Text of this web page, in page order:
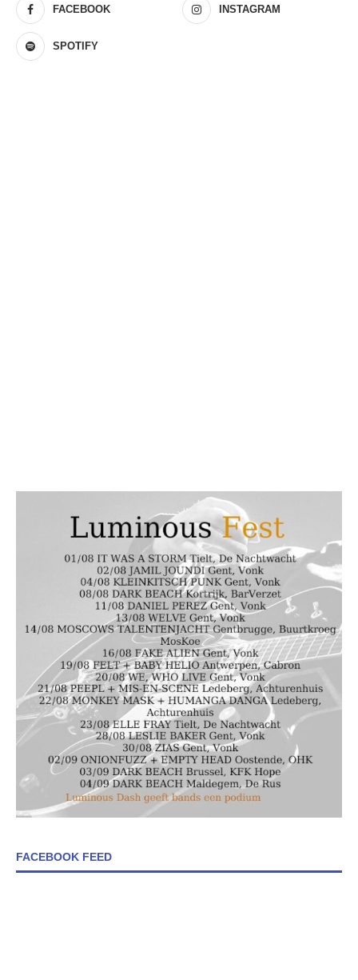
FACEBOOK INSTAGRAM
SPOTIFY
FACEBOOK FEED